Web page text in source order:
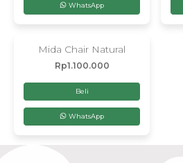
WhatsApp
Mida Chair Natural
Rp1.100.000
Beli
WhatsApp